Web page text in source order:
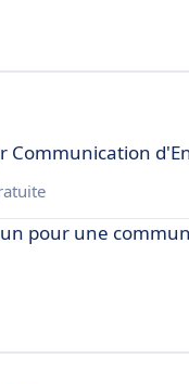
Communication
pour une